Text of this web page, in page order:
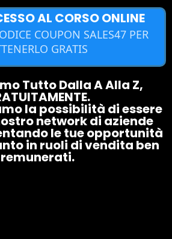
AL CORSO ONLINE
COUPON SALES47 PER
GRATIS
Tutto Dalla A Alla Z,
la possibilità di essere
network di aziende
le tue opportunità
in ruoli di vendita ben
remunerati.